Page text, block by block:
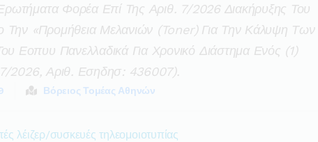
Φορέα Επί Της Αριθ. 7/2026 Διακήρυξης Του
Την «προμήθεια Μελανιών (toner) Για Την Κάλυψη Των
Εοπυυ Πανελλαδικά Για Χρονικό Διάστημα Ενός (1)
7/2026, Αριθ. Εσηδησ: 436007).
Βόρειος Τομέας Αθηνών
λέιζερ/συσκευές τηλεομοιοτυπίας